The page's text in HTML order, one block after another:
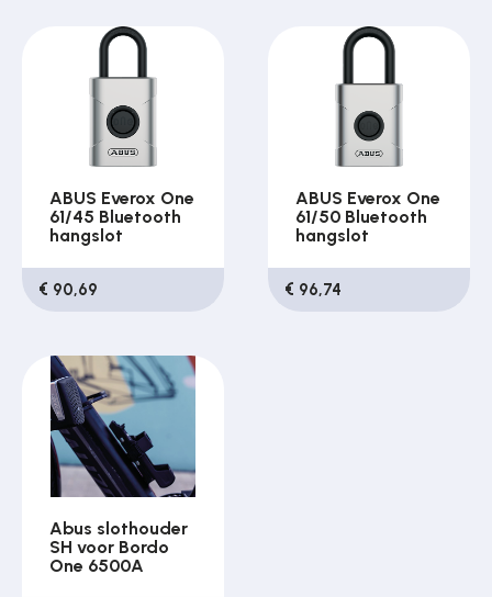
ABUS Everox One
61/45 Bluetooth
hangslot
€ 90,69
ABUS Everox One
61/50 Bluetooth
hangslot
€ 96,74
Abus slothouder
SH voor Bordo
One 6500A